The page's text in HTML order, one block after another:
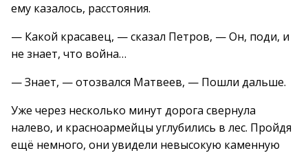
ему казалось, расстояния.
— Какой красавец, — сказал Петров, — Он, поди, и
не знает, что война…
— Знает, — отозвался Матвеев, — Пошли дальше.
Уже через несколько минут дорога свернула
налево, и красноармейцы углубились в лес. Пройдя
ещё немного, они увидели невысокую каменную